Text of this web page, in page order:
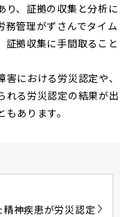
り、証拠の収集と分析に
務管理がずさんでタイム
証拠収集に手間取ること
における労災認定や、
れる労災認定の結果が出
あります。
神疾患が労災認定